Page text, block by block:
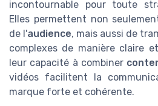
incontournable pour toute
Elles permettent non
de l'audience, mais aussi de
complexes de manière claire
leur capacité à combiner
vidéos facilitent la
marque forte et cohérente.